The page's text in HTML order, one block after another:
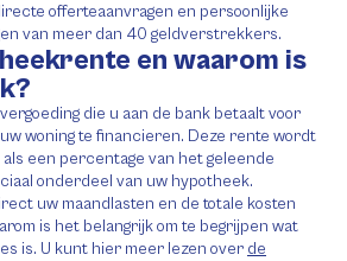
offerteaanvragen en persoonlijke
van meer dan 40 geldverstrekkers.
en waarom is
die u aan de bank betaalt voor
woning te financieren. Deze rente wordt
een percentage van het geleende
onderdeel van uw hypotheek.
uw maandlasten en de totale kosten
is het belangrijk om te begrijpen wat
is. U kunt hier meer lezen over de